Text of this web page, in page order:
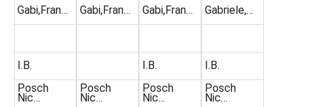
Gabi,Fran…
I.B.
Posch
Nic…
Gabi,Fran…
Posch
Nic…
Gabi,Fran…
I.B.
Posch
Nic…
Gabriele,…
I.B.
Posch
Nic…